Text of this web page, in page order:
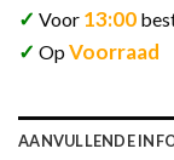
✓ Voor 13:00
✓ OpVoorraad
AANVULLENDE